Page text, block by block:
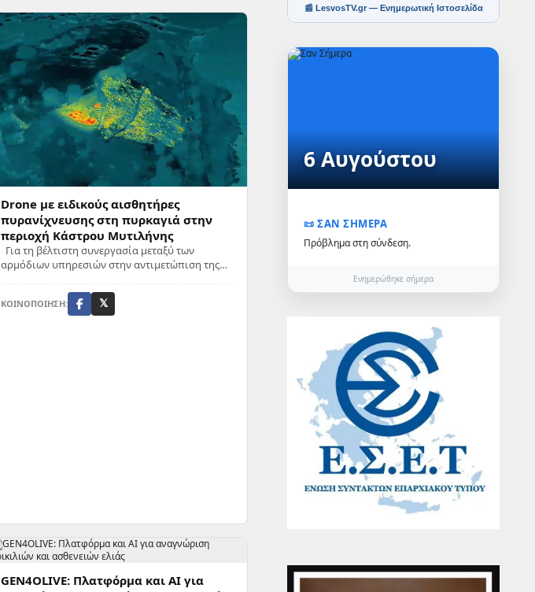
Drone με ειδικούς αισθητήρες
πυρανίχνευσης στη πυρκαγιά στην
περιοχή Κάστρου Μυτιλήνης
Για τη βέλτιστη συνεργασία μεταξύ των
αρμόδιων υπηρεσιών στην αντιμετώπιση της
Διεύθυνση Πολιτ...
ΚΟΙΝΟΠΟΙΗΣΗ: 𝕏
GEN4OLIVE: Πλατφόρμα και AI για
📰 LesvosTV.gr — Ενημερωτική Ιστοσελίδα
6 Αυγούστου
📜 ΣΑΝ ΣΗΜΕΡΑ
Πρόβλημα στη σύνδεση.
Ενημερώθηκε σήμερα